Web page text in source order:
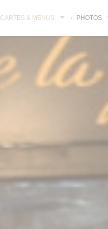
CARTES & MENUS PHOTOS